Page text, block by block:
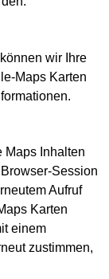
wir Ihre
Maps Karten
Maps Inhalten
Session
Aufruf
Karten
einem
zustimmen,